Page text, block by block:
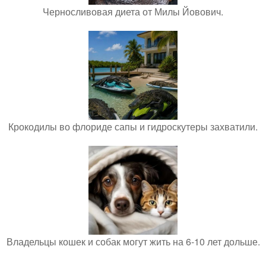
Черносливовая диета от Милы Йовович.
Крокодилы во флориде сапы и гидроскутеры захватили.
Владельцы кошек и собак могут жить на 6-10 лет дольше.